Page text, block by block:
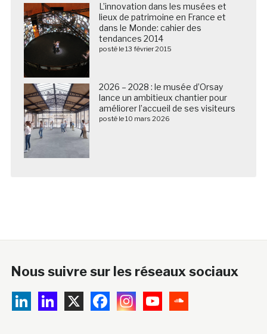
L’innovation dans les musées et
lieux de patrimoine en France et
dans le Monde: cahier des
tendances 2014
posté le 13 février 2015
2026 – 2028 : le musée d’Orsay
lance un ambitieux chantier pour
améliorer l’accueil de ses visiteurs
posté le 10 mars 2026
Nous suivre sur les réseaux sociaux